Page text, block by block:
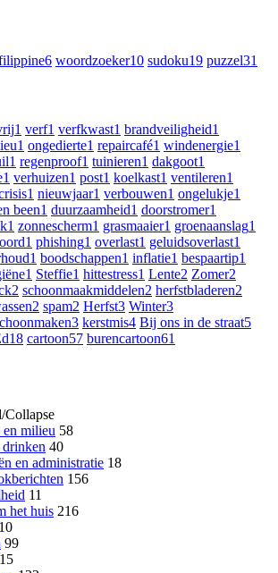
6 woordzoeker10 sudoku19 puzzel31
1 verf1 verfkwast1 brandveiligheid1
1 ongedierte1 repaircafé1 windenergie1
1 regenproof1 tuinieren1 dakgoot1
1 verhuizen1 post1 koelkast1 ventileren1
1 nieuwjaar1 verbouwen1 ongelukje1
been1 duurzaamheid1 doorstromer1
1 zonnescherm1 grasmaaier1 groenaanslag1
1 phishing1 overlast1 geluidsoverlast1
1 boodschappen1 inflatie1 bespaartip1
1 Steffie1 hittestress1 Lente2 Zomer2
2 schoonmaakmiddelen2 herfstbladeren2
2 spam2 Herfst3 Winter3
3 kerstmis4 Bij ons in de straat5
18 cartoon57 burencartoon61
Collapse
en milieu 58
drinken 40
en administratie 18
156
11
het huis 216
10
99
15